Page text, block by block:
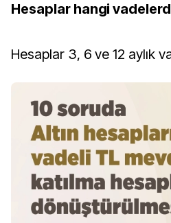
Hesaplar hangi
Hesaplar 3, 6 ve 12 aylık